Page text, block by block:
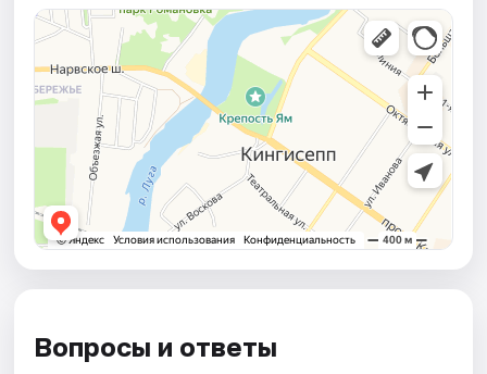
Вопросы и ответы